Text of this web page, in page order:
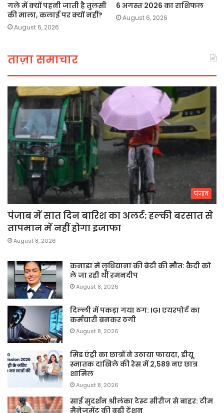
गले में क्यों पहनी जाती है तुलसी
की माला, कलाई पर क्यों नहीं?
August 6, 2026
6 अगस्त 2026 का राशिफल
August 6, 2026
ताज़ा समाचार
पंजाब
पंजाब में सात दिन बारिश का अलर्ट: हल्की बरसात से
तापमान में नहीं होगा इजाफा
August 8, 2026
कनाडा में लुधियाना की बेटी की माैत: कैदी को
ले जा रही थीं रमनदीप
August 8, 2026
दिल्ली में पकड़ा गया ठग: IGI एयरपोर्ट का
कर्मचारी बनकर ठगी
August 8, 2026
मिड एंट्री का छात्रों ने उठाया फायदा, डीयू
स्नातक दाखिले की रेस में 2,589 नए छात्र
शामिल
August 8, 2026
साई सुदर्शन श्रीलंका टेस्ट सीरीज से बाहर: टीम
मैनेजमेंट की बढ़ी टेंशन